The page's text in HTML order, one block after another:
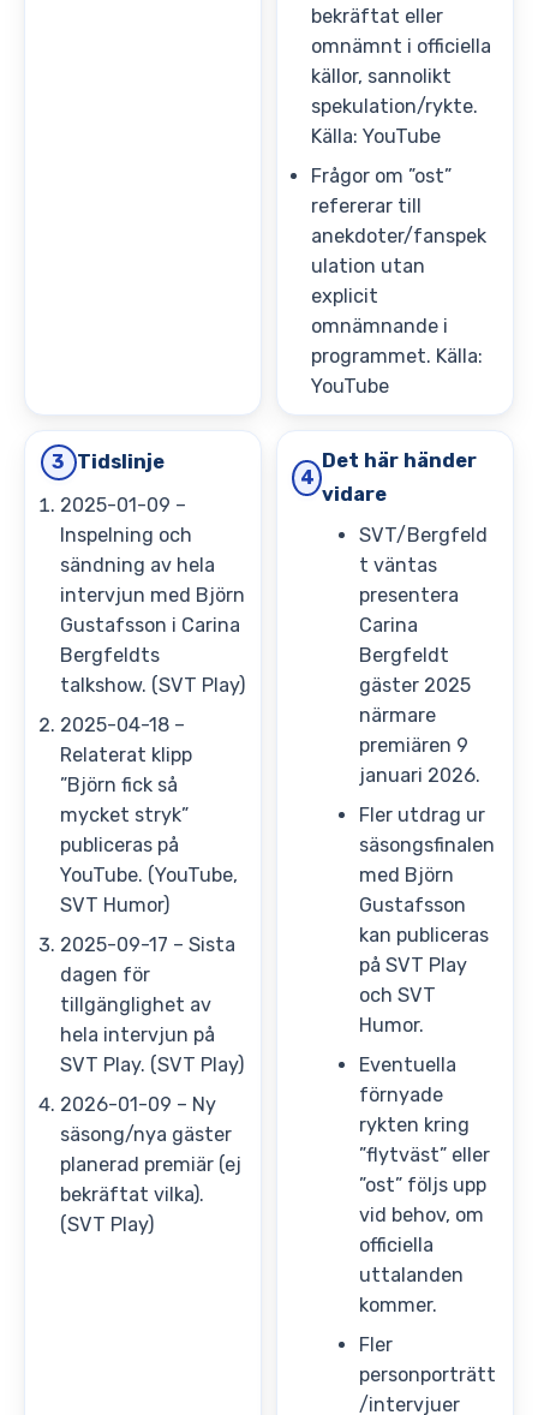
bekräftat eller
omnämnt i officiella
källor, sannolikt
spekulation/rykte.
Källa: YouTube
Frågor om ”ost”
refererar till
anekdoter/fanspek
ulation utan
explicit
omnämnande i
programmet. Källa:
YouTube
3
Tidslinje
2025-01-09 –
Inspelning och
sändning av hela
intervjun med Björn
Gustafsson i Carina
Bergfeldts
talkshow. (SVT Play)
2025-04-18 –
Relaterat klipp
”Björn fick så
mycket stryk”
publiceras på
YouTube. (YouTube,
SVT Humor)
2025-09-17 – Sista
dagen för
tillgänglighet av
hela intervjun på
SVT Play. (SVT Play)
2026-01-09 – Ny
säsong/nya gäster
planerad premiär (ej
bekräftat vilka).
(SVT Play)
4
Det här händer
vidare
SVT/Bergfeld
t väntas
presentera
Carina
Bergfeldt
gäster 2025
närmare
premiären 9
januari 2026.
Fler utdrag ur
säsongsfinalen
med Björn
Gustafsson
kan publiceras
på SVT Play
och SVT
Humor.
Eventuella
förnyade
rykten kring
”flytväst” eller
”ost” följs upp
vid behov, om
officiella
uttalanden
kommer.
Fler
personporträtt
/intervjuer